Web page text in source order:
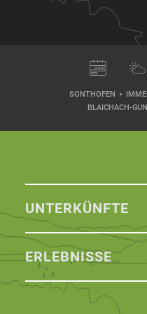
SONTHOFEN
BLAICHACH-
UNTERKÜNFTE
ERLEBNISSE